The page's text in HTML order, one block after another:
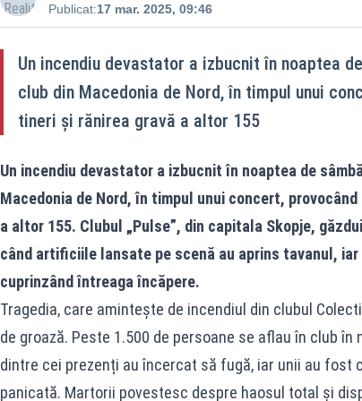
Publicat:17 mar. 2025, 09:46
Un incendiu devastator a izbucnit în noaptea
club din Macedonia de Nord, în timpul unui
tineri și rănirea gravă a altor 155
Un incendiu devastator a izbucnit în noaptea de
Macedonia de Nord, în timpul unui concert,
a altor 155. Clubul „Pulse”, din capitala Skopje,
când artificiile lansate pe scenă au aprins tavanul,
cuprinzând întreaga încăpere.
Tragedia, care amintește de incendiul din clubul
de groază. Peste 1.500 de persoane se aflau în club
dintre cei prezenți au încercat să fugă, iar unii au fost
panicată. Martorii povestesc despre haosul total și